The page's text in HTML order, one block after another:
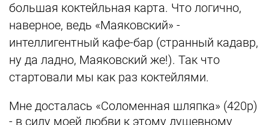
большая коктейльная карта. Что логично,
наверное, ведь «Маяковский» -
интеллигентный кафе-бар (странный кадавр,
ну да ладно, Маяковский же!). Так что
стартовали мы как раз коктейлями.
Мне досталась «Соломенная шляпка» (420р)
- в силу моей любви к этому душевному